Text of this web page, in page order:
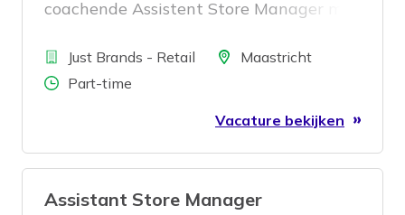
coachende Assistent Store Manager met
BedrijfJust Brands - Retail LocatieMaastricht
Aantal uren
Part-time
Vacature bekijken
Assistant Store Manager